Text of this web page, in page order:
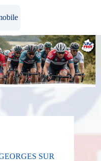
SUR